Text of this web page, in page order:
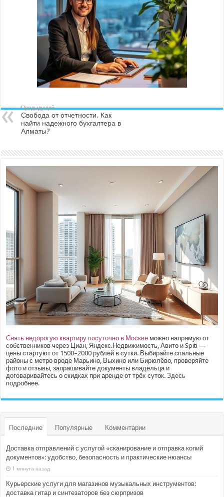
Предыдущий
Свобода от отчетности. Как
найти надежного бухгалтера в
Алматы?
Снять недорогую квартиру посуточно в Москве можно напрямую от
собственников через Циан, Яндекс.Недвижимость, Авито и Spiti —
цены стартуют от 1500–2000 рублей в сутки. Выбирайте спальные
районы с метро вроде Марьино, Выхино или Бирюлёво, проверяйте
фото и отзывы, запрашивайте документы владельца и
договаривайтесь о скидках при аренде от трёх суток.Здесь
подробнее.
Последние Популярные Комментарии
Доставка отправлений с услугой «сканирование и отправка копий
документов»: удобство, безопасность и практические нюансы
1 минута назад
Курьерские услуги для магазинов музыкальных инструментов:
доставка гитар и синтезаторов без сюрпризов